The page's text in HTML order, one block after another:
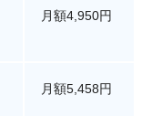
月額4,950円
月額5,458円